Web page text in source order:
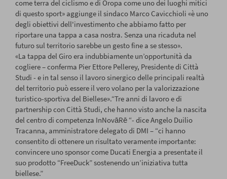
come terra del ciclismo e di Oropa come uno dei luoghi mitici
di questo sport» aggiunge il sindaco Marco Cavicchioli «è uno
degli obiettivi dell'investimento che abbiamo fatto per
riportare una tappa a casa nostra. Senza una ricaduta nel
futuro sul territorio sarebbe un gesto fine a se stesso».
«La tappa del Giro era indubbiamente un’opportunità da
cogliere – conferma Pier Ettore Pellerey, Presidente di Città
Studi - e in tal senso il lavoro sinergico delle principali realtà
del territorio può essere il vero volano per la valorizzazione
turistico-sportiva del Biellese».“Tre anni di lavoro e di
partnership con Città Studi, che hanno visto anche la nascita
del centro di competenza InNovāRē “- dice Angelo Duilio
Tracanna, amministratore delegato di DMI – “ci hanno
consentito di ottenere un risultato veramente importante:
convincere uno sponsor come Ducati Energia a presentate il
suo prodotto “FreeDuck” sostenendo un’iniziativa tutta
biellese.”